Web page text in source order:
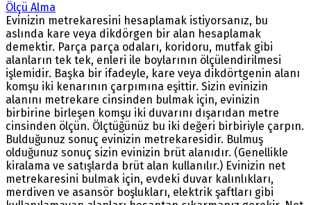
Ölçü Alma
Evinizin metrekaresini hesaplamak istiyorsanız, bu
aslında kare veya dikdörgen bir alan hesaplamak
demektir. Parça parça odaları, koridoru, mutfak gibi
alanların tek tek, enleri ile boylarının ölçülendirilmesi
işlemidir. Başka bir ifadeyle, kare veya dikdörtgenin alanı
komşu iki kenarının çarpımına eşittir. Sizin evinizin
alanını metrekare cinsinden bulmak için, evinizin
birbirine birleşen komşu iki duvarını dışarıdan metre
cinsinden ölçün. Ölçtüğünüz bu iki değeri birbiriyle çarpın.
Bulduğunuz sonuç evinizin metrekaresidir. Bulmuş
olduğunuz sonuç sizin evinizin brüt alanıdır. (Genellikle
kiralama ve satışlarda brüt alan kullanılır.) Evinizin net
metrekaresini bulmak için, evdeki duvar kalınlıkları,
merdiven ve asansör boşlukları, elektrik şaftları gibi